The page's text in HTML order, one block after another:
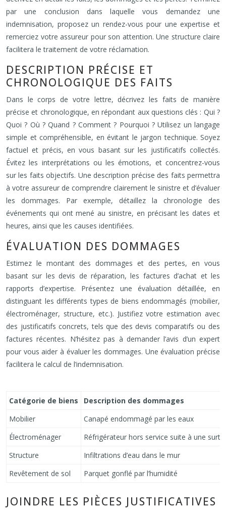
par une conclusion dans laquelle vous demandez une
indemnisation, proposez un rendez-vous pour une expertise et
remerciez votre assureur pour son attention. Une structure claire
facilitera le traitement de votre réclamation.
DESCRIPTION PRÉCISE ET
CHRONOLOGIQUE DES FAITS
Dans le corps de votre lettre, décrivez les faits de manière
précise et chronologique, en répondant aux questions clés : Qui ?
Quoi ? Où ? Quand ? Comment ? Pourquoi ? Utilisez un langage
simple et compréhensible, en évitant le jargon technique. Soyez
factuel et précis, en vous basant sur les justificatifs collectés.
Évitez les interprétations ou les émotions, et concentrez-vous
sur les faits objectifs. Une description précise des faits permettra
à votre assureur de comprendre clairement le sinistre et d’évaluer
les dommages. Par exemple, détaillez la chronologie des
événements qui ont mené au sinistre, en précisant les dates et
heures, ainsi que les causes identifiées.
ÉVALUATION DES DOMMAGES
Estimez le montant des dommages et des pertes, en vous
basant sur les devis de réparation, les factures d’achat et les
rapports d’expertise. Présentez une évaluation détaillée, en
distinguant les différents types de biens endommagés (mobilier,
électroménager, structure, etc.). Justifiez votre estimation avec
des justificatifs concrets, tels que des devis comparatifs ou des
factures récentes. N’hésitez pas à demander l’avis d’un expert
pour vous aider à évaluer les dommages. Une évaluation précise
facilitera le calcul de l’indemnisation.
Catégorie de biens
Description des dommages
Mobilier
Canapé endommagé par les eaux
Électroménager
Réfrigérateur hors service suite à une
Structure
Infiltrations d’eau dans le mur
Revêtement de sol
Parquet gonflé par l’humidité
JOINDRE LES PIÈCES JUSTIFICATIVES